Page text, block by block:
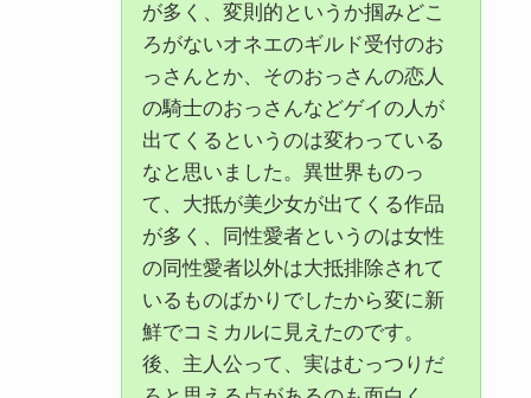
が多く、変則的というか掴みどこ
ろがないオネエのギルド受付のお
っさんとか、そのおっさんの恋人
の騎士のおっさんなどゲイの人が
出てくるというのは変わっている
なと思いました。異世界ものっ
て、大抵が美少女が出てくる作品
が多く、同性愛者というのは女性
の同性愛者以外は大抵排除されて
いるものばかりでしたから変に新
鮮でコミカルに見えたのです。
後、主人公って、実はむっつりだ